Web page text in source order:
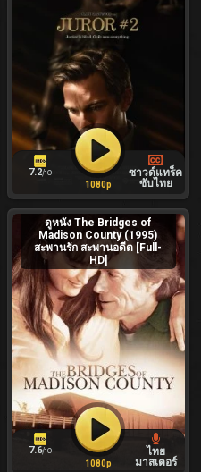
7.2/10
ซาวด์แทร็ค
ซับไทย
1080p
ดูหนัง The Bridges of
Madison County (1995)
สะพานรัก สะพานอดีต [Full-
HD]
7.6/10
ไทย
มาสเตอร์
1080p